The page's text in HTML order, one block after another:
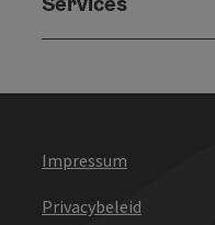
Impressum
Privacybeleid